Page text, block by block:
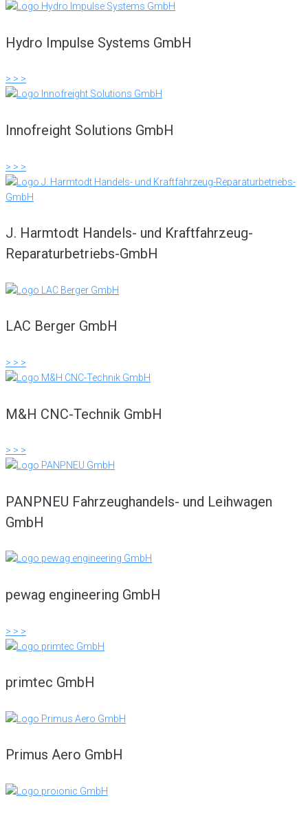
Hydro Impulse Systems GmbH
> > >
Innofreight Solutions GmbH
> > >
J. Harmtodt Handels- und Kraftfahrzeug-
Reparaturbetriebs-GmbH
LAC Berger GmbH
> > >
M&H CNC-Technik GmbH
> > >
PANPNEU Fahrzeughandels- und Leihwagen
GmbH
pewag engineering GmbH
> > >
primtec GmbH
Primus Aero GmbH